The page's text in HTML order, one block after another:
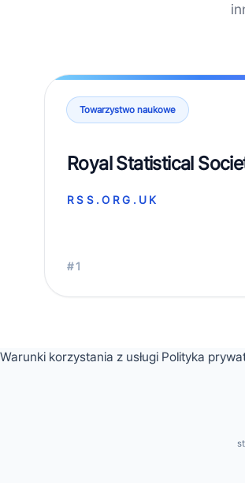
Towarzystwo naukowe
Royal Statistical
RSS.ORG.UK
#1
Warunki korzystania z usługi Polityka